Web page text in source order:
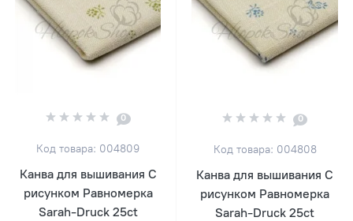
0
Код товара: 004809
Канва для вышивания С
рисунком Равномерка
Sarah-Druck 25ct
0
Код товара: 004808
Канва для вышивания С
рисунком Равномерка
Sarah-Druck 25ct